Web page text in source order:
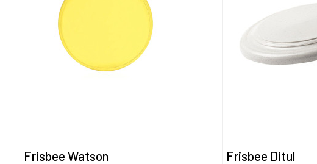
Frisbee Watson Frisbee Ditul